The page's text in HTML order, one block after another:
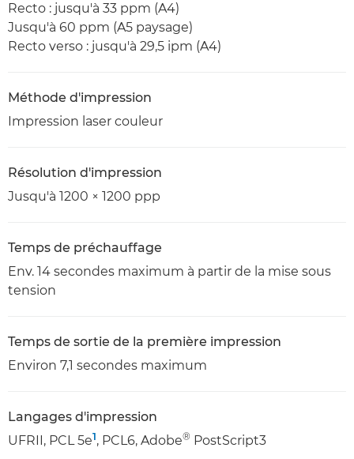
Recto : jusqu'à 33 ppm (A4)
Jusqu'à 60 ppm (A5 paysage)
Recto verso : jusqu'à 29,5 ipm (A4)
Méthode d'impression
Impression laser couleur
Résolution d'impression
Jusqu'à 1200 × 1200 ppp
Temps de préchauffage
Env. 14 secondes maximum à partir de la mise sous
tension
Temps de sortie de la première impression
Environ 7,1 secondes maximum
Langages d'impression
UFRII, PCL 5e1, PCL6, Adobe® PostScript3